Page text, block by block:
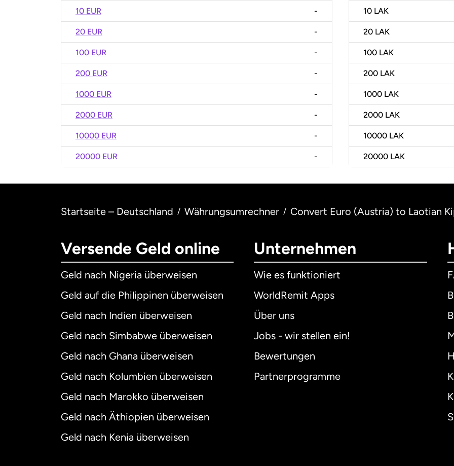
10 EUR -
20 EUR -
100 EUR -
200 EUR -
1000 EUR -
2000 EUR -
10000 EUR -
20000 EUR -
10 LAK
20 LAK
100 LAK
200 LAK
1000 LAK
2000 LAK
10000 LAK
20000 LAK
Startseite – Deutschland / Währungsumrechner / Convert Euro (Austria) to Laotian
Versende Geld online
Geld nach Nigeria überweisen
Geld auf die Philippinen überweisen
Geld nach Indien überweisen
Geld nach Simbabwe überweisen
Geld nach Ghana überweisen
Geld nach Kolumbien überweisen
Geld nach Marokko überweisen
Geld nach Äthiopien überweisen
Geld nach Kenia überweisen
Unternehmen
Wie es funktioniert
WorldRemit Apps
Über uns
Jobs - wir stellen ein!
Bewertungen
Partnerprogramme